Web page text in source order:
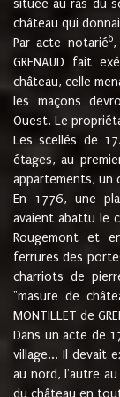
située au ras du
château qui
Par acte notarié6,
GRENAUD fait
château, celle
les maçons
Ouest. Le
Les scellés de
étages, au
appartements, un
En 1776, une
avaient abattu le
Rougemont et
ferrures des
charriots de
"masure de
MONTILLET de
Dans un acte de
village... Il devait
au nord, l'autre
du château en